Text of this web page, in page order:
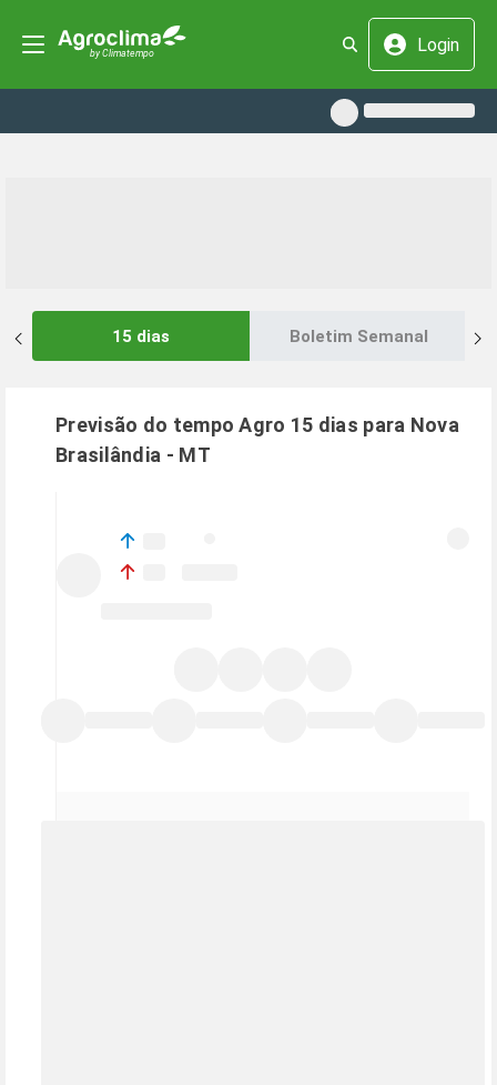
Login
15 dias Boletim Semanal
Previsão do tempo Agro 15 dias para Nova
Brasilândia - MT